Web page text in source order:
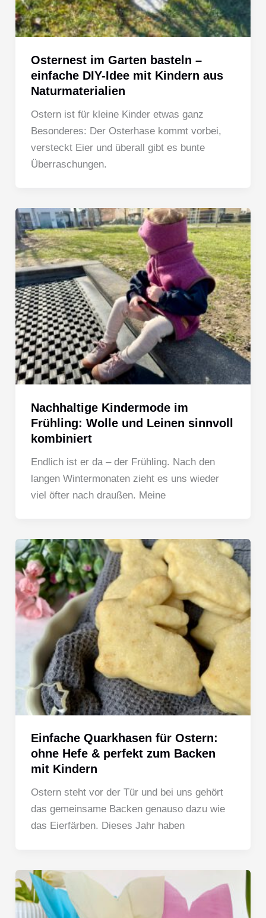
Osternest im Garten basteln –
einfache DIY-Idee mit Kindern aus
Naturmaterialien
Ostern ist für kleine Kinder etwas ganz
Besonderes: Der Osterhase kommt vorbei,
versteckt Eier und überall gibt es bunte
Überraschungen.
Nachhaltige Kindermode im
Frühling: Wolle und Leinen sinnvoll
kombiniert
Endlich ist er da – der Frühling. Nach den
langen Wintermonaten zieht es uns wieder
viel öfter nach draußen. Meine
Einfache Quarkhasen für Ostern:
ohne Hefe & perfekt zum Backen
mit Kindern
Ostern steht vor der Tür und bei uns gehört
das gemeinsame Backen genauso dazu wie
das Eierfärben. Dieses Jahr haben